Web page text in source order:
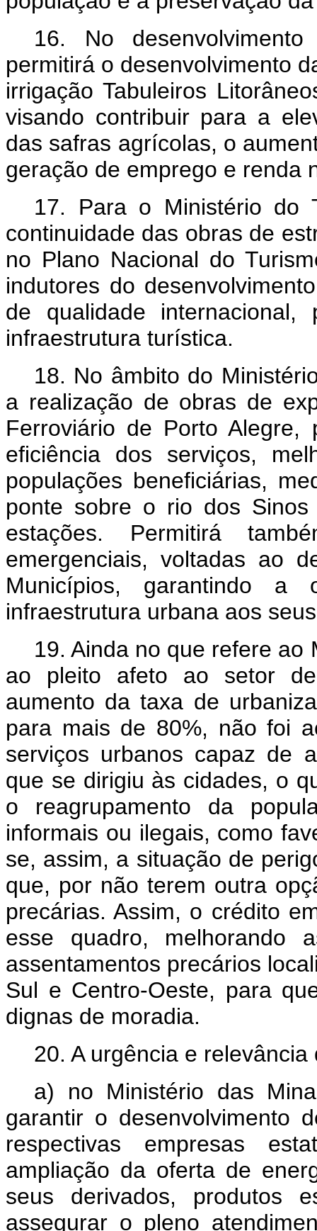
16. No
permitirá o desenvolvimento
irrigação Tabuleiros
visando contribuir para a
das safras agrícolas, o
geração de emprego e
17. Para o Ministério do
continuidade das obras de
no Plano Nacional do
indutores do
de qualidade
infraestrutura turística.
18. No âmbito do
a realização de obras de
Ferroviário de Porto Alegre,
eficiência dos serviços,
populações beneficiárias,
ponte sobre o rio dos
estações. Permitirá
emergenciais, voltadas ao
Municípios, garantindo a
infraestrutura urbana aos
19. Ainda no que refere ao
ao pleito afeto ao setor
aumento da taxa de
para mais de 80%, não foi
serviços urbanos capaz de
que se dirigiu às cidades, o
o reagrupamento da
informais ou ilegais, como
se, assim, a situação de
que, por não terem outra
precárias. Assim, o crédito
esse quadro, melhorando
assentamentos precários
Sul e Centro-Oeste, para
dignas de moradia.
20. A urgência e
a) no Ministério das
garantir o desenvolvimento
respectivas empresas
ampliação da oferta de
seus derivados, produtos
assegurar o pleno